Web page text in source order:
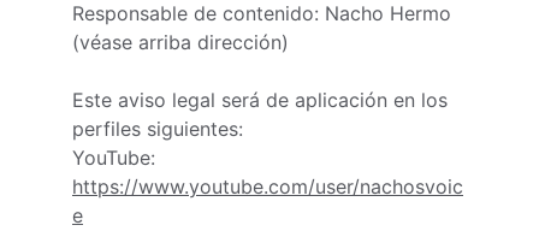
Responsable de contenido: Nacho Hermo
(véase arriba dirección)
Este aviso legal será de aplicación en los
perfiles siguientes:
YouTube:
https://www.youtube.com/user/nachosvoic
e